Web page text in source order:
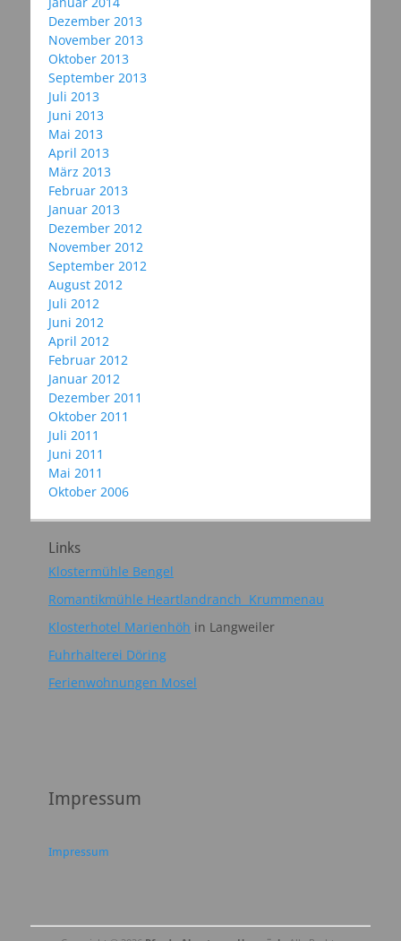
Dezember 2013
November 2013
Oktober 2013
September 2013
Juli 2013
Juni 2013
Mai 2013
April 2013
März 2013
Februar 2013
Januar 2013
Dezember 2012
November 2012
September 2012
August 2012
Juli 2012
Juni 2012
April 2012
Februar 2012
Januar 2012
Dezember 2011
Oktober 2011
Juli 2011
Juni 2011
Mai 2011
Oktober 2006
Links
Klostermühle Bengel
Romantikmühle Heartlandranch Krummenau
Klosterhotel Marienhöh in Langweiler
Fuhrhalterei Döring
Ferienwohnungen Mosel
Impressum
Impressum